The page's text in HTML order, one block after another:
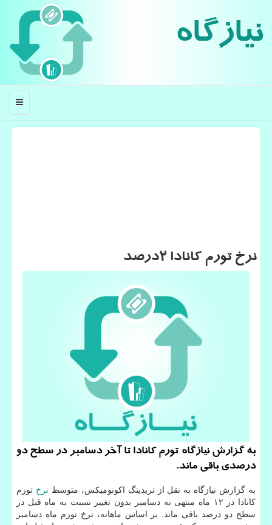
نیازگاه
منو
نرخ تورم كانادا 2درصد
به گزارش نیازگاه تورم كانادا تا آخر دسامبر در سطح دو
درصدی باقی ماند.
به گزارش نیازگاه به نقل از تریدینگ اكونومیكس، متوسط نرخ تورم
كانادا در ۱۲ ماه منتهی به دسامبر بدون تغییر نسبت به ماه قبل در
سطح دو درصد باقی ماند. بر اساس ماهانه، نرخ تورم ماه دسامبر